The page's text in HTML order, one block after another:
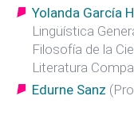
Yolanda García
Lingüística
Filosofía de la
Literatura
Edurne Sanz